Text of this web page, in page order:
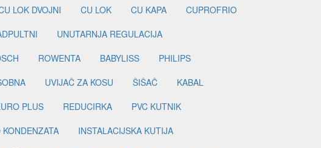
LOK DVOJNI CU LOK CU KAPA
CUPROFRIO
UNUTARNJA REGULACIJA
ROWENTA BABYLISS
PHILIPS
UVIJAČ ZA KOSU ŠIŠAČ
KABAL
PLUS REDUCIRKA
PVC KUTNIK
INSTALACIJSKA KUTIJA